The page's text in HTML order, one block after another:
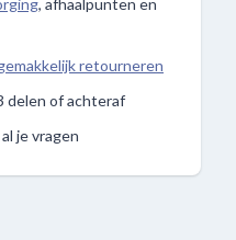
, afhaalpunten en
retourneren
delen of achteraf
je vragen